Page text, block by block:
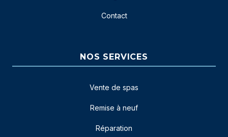
Contact
NOS SERVICES
Vente de spas
Remise à neuf
Réparation